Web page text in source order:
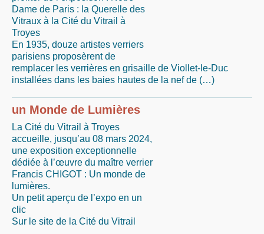
Dame de Paris : la Querelle des
Vitraux à la Cité du Vitrail à
Troyes
En 1935, douze artistes verriers
parisiens proposèrent de
remplacer les verrières en grisaille de Viollet-le-Duc
installées dans les baies hautes de la nef de (…)
un Monde de Lumières
La Cité du Vitrail à Troyes
accueille, jusqu’au 08 mars 2024,
une exposition exceptionnelle
dédiée à l’œuvre du maître verrier
Francis CHIGOT : Un monde de
lumières.
Un petit aperçu de l’expo en un
clic
Sur le site de la Cité du Vitrail